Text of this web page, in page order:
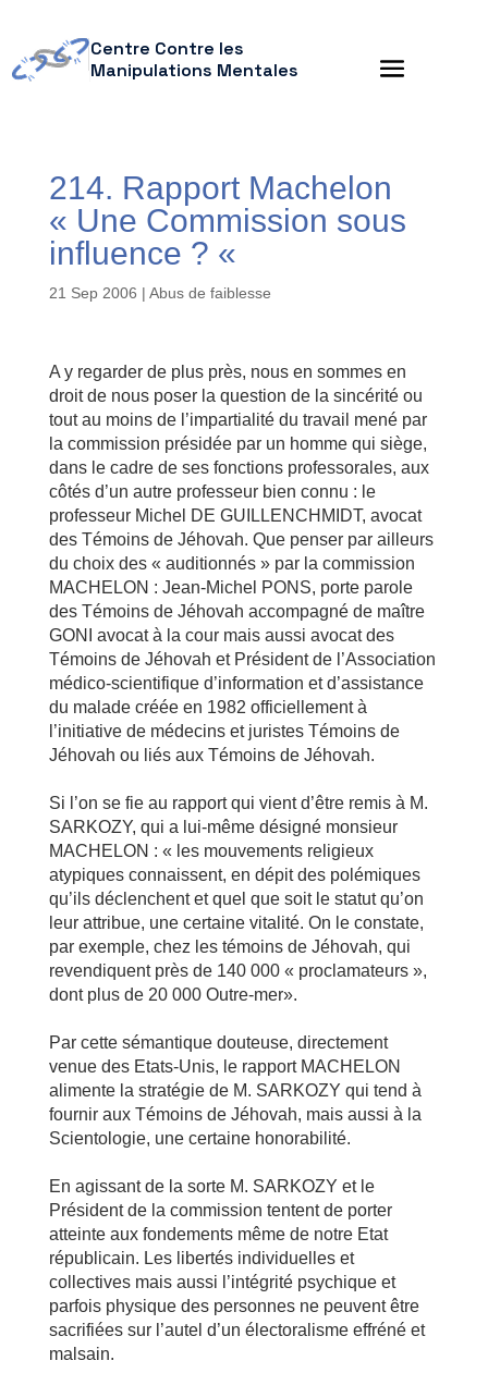
Centre Contre les
Manipulations Mentales
214. Rapport Machelon
« Une Commission sous
influence ? «
21 Sep 2006 | Abus de faiblesse
A y regarder de plus près, nous en sommes en
droit de nous poser la question de la sincérité ou
tout au moins de l’impartialité du travail mené par
la commission présidée par un homme qui siège,
dans le cadre de ses fonctions professorales, aux
côtés d’un autre professeur bien connu : le
professeur Michel DE GUILLENCHMIDT, avocat
des Témoins de Jéhovah. Que penser par ailleurs
du choix des « auditionnés » par la commission
MACHELON : Jean-Michel PONS, porte parole
des Témoins de Jéhovah accompagné de maître
GONI avocat à la cour mais aussi avocat des
Témoins de Jéhovah et Président de l’Association
médico-scientifique d’information et d’assistance
du malade créée en 1982 officiellement à
l’initiative de médecins et juristes Témoins de
Jéhovah ou liés aux Témoins de Jéhovah.
Si l’on se fie au rapport qui vient d’être remis à M.
SARKOZY, qui a lui-même désigné monsieur
MACHELON : « les mouvements religieux
atypiques connaissent, en dépit des polémiques
qu’ils déclenchent et quel que soit le statut qu’on
leur attribue, une certaine vitalité. On le constate,
par exemple, chez les témoins de Jéhovah, qui
revendiquent près de 140 000 « proclamateurs »,
dont plus de 20 000 Outre-mer».
Par cette sémantique douteuse, directement
venue des Etats-Unis, le rapport MACHELON
alimente la stratégie de M. SARKOZY qui tend à
fournir aux Témoins de Jéhovah, mais aussi à la
Scientologie, une certaine honorabilité.
En agissant de la sorte M. SARKOZY et le
Président de la commission tentent de porter
atteinte aux fondements même de notre Etat
républicain. Les libertés individuelles et
collectives mais aussi l’intégrité psychique et
parfois physique des personnes ne peuvent être
sacrifiées sur l’autel d’un électoralisme effréné et
malsain.